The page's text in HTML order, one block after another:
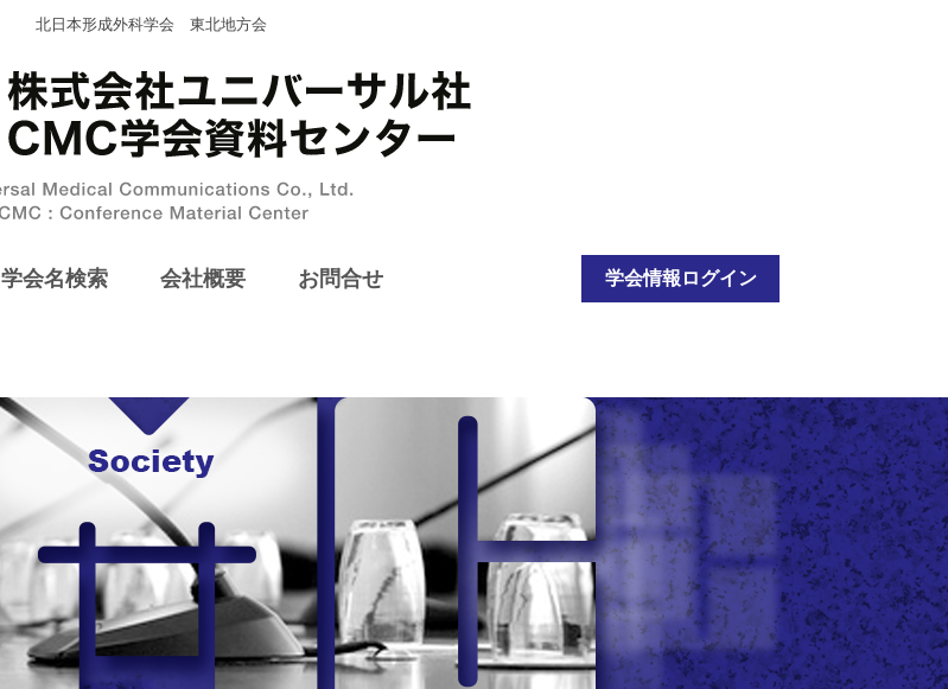
北日本形成外科学会 東北地方会
学会名検索 会社概要 お問合せ 学会情報ログイン